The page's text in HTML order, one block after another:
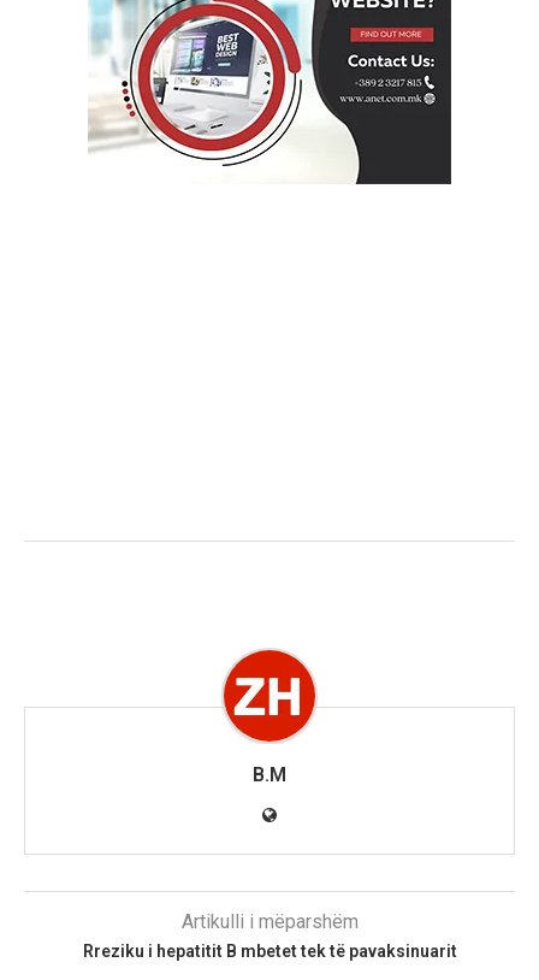
B.M
Artikulli i mëparshëm
Rreziku i hepatitit B mbetet tek të pavaksinuarit